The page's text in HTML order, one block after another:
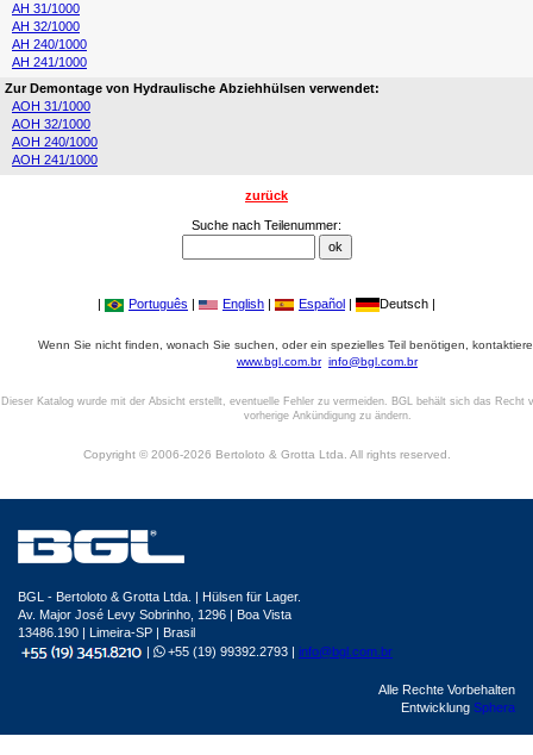
AH 31/1000
AH 32/1000
AH 240/1000
AH 241/1000
Zur Demontage von Hydraulische Abziehhülsen verwendet:
AOH 31/1000
AOH 32/1000
AOH 240/1000
AOH 241/1000
zurück
Suche nach Teilenummer:
| Português | English | Español | Deutsch |
Wenn Sie nicht finden, wonach Sie suchen, oder ein spezielles Teil benötigen,
www.bgl.com.br info@bgl.com.br
Dieser Katalog wurde mit der Absicht erstellt, eventuelle Fehler zu vermeiden. BGL behält sich das Recht
vorherige Ankündigung zu ändern.
Copyright © 2006-2026 Bertoloto & Grotta Ltda. All rights reserved.
BGL - Bertoloto & Grotta Ltda. | Hülsen für Lager.
Av. Major José Levy Sobrinho, 1296 | Boa Vista
13486.190 | Limeira-SP | Brasil
|
+55 (19) 99392.2793 | info@bgl.com.br
Alle Rechte Vorbehalten
Entwicklung Sphera